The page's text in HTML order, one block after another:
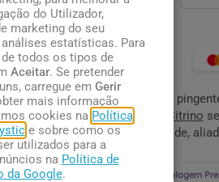
Colar com
Negra. O
Citrino
prosperidade,
Embalagem
do Utilizador,
marketing do seu
estatísticas. Para
todos os tipos de
Aceitar. Se pretender
carregue em Gerir
mais informação
cookies na Política
e sobre como os
utilizados para a
na Política de
da Google.